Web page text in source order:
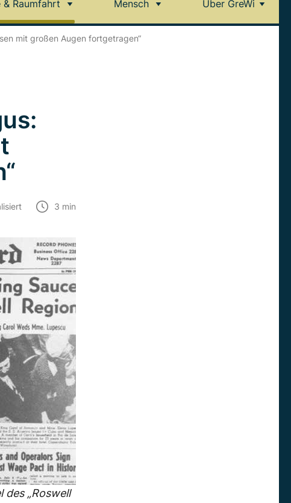
& Raumfahrt Mensch Über GreWi
mit großen Augen fortgetragen“
3 min
„Roswell